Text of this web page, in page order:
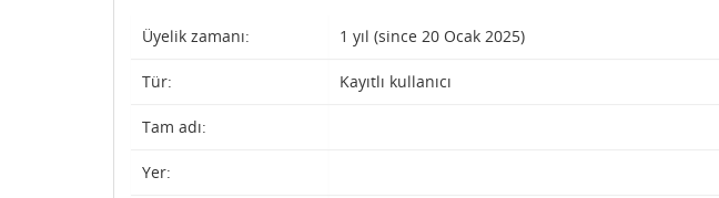
Üyelik zamanı: 1 yıl (since 20 Ocak 2025)
Tür: Kayıtlı kullanıcı
Tam adı:
Yer: